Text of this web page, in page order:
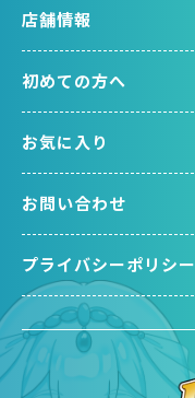
店舗情報
初めての方へ
お気に入り
お問い合わせ
プライバシーポリシー